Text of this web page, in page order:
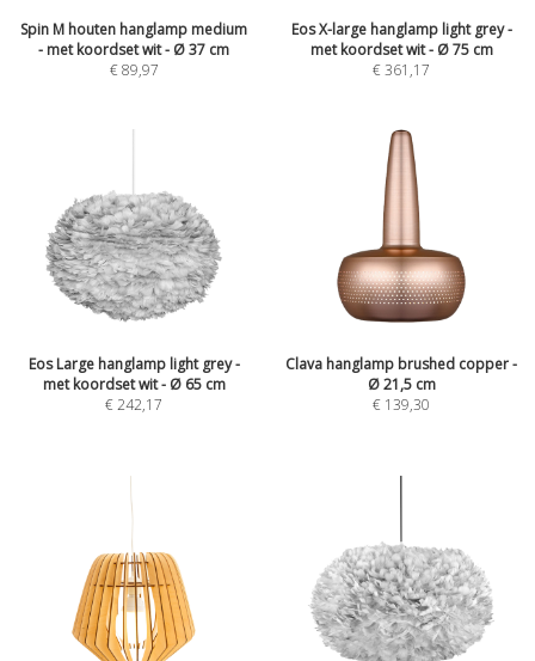
Spin M houten hanglamp medium
- met koordset wit - Ø 37 cm
€89,97
Eos X-large hanglamp light grey -
met koordset wit - Ø 75 cm
€361,17
Eos Large hanglamp light grey -
met koordset wit - Ø 65 cm
€242,17
Clava hanglamp brushed copper -
Ø 21,5 cm
€ 139,30